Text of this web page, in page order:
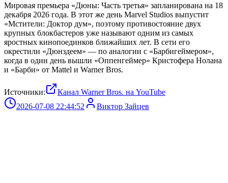
Мировая премьера «Дюны: Часть третья» запланирована на 18
декабря 2026 года. В этот же день Marvel Studios выпустит
«Мстители: Доктор дум», поэтому противостояние двух
крупных блокбастеров уже называют одним из самых
яростных кинопоединков ближайших лет. В сети его
окрестили «Дюнздеем» — по аналогии с «Барбигеймером»,
когда в один день вышли «Оппенгеймер» Кристофера Нолана
и «Барби» от Mattel и Warner Bros.
Источники:
Канал Warner Bros. на YouTube
2026-07-08 22:44:52
Виктор Зайцев